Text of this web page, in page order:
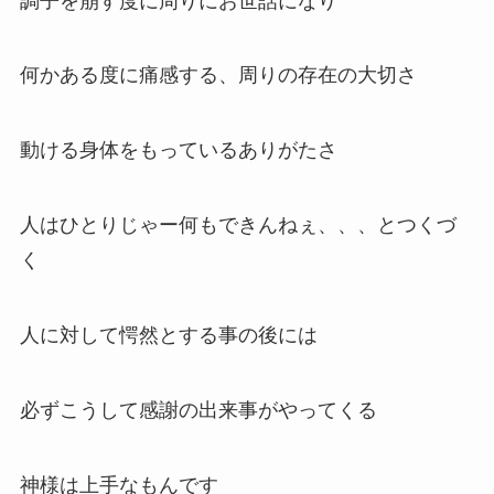
何かある度に痛感する、周りの存在の大切さ
動ける身体をもっているありがたさ
人はひとりじゃー何もできんねぇ、、、とつくづ
く
人に対して愕然とする事の後には
必ずこうして感謝の出来事がやってくる
神様は上手なもんです